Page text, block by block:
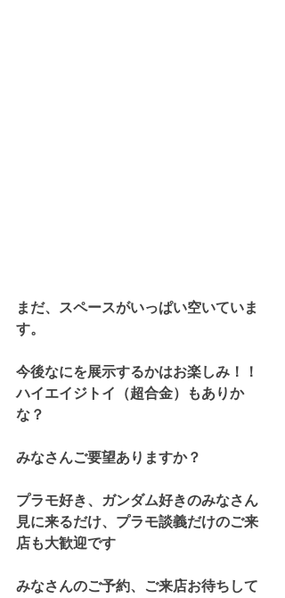
まだ、スペースがいっぱい空いていま
す。
今後なにを展示するかはお楽しみ！！
ハイエイジトイ（超合金）もありか
な？
みなさんご要望ありますか？
プラモ好き、ガンダム好きのみなさん
見に来るだけ、プラモ談義だけのご来
店も大歓迎です
みなさんのご予約、ご来店お待ちして